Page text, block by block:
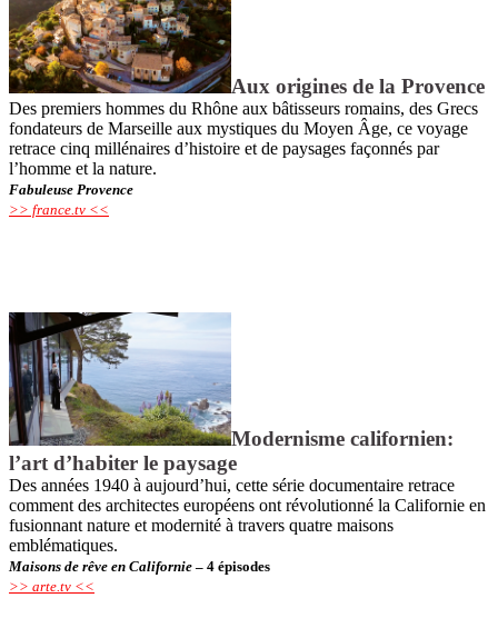
Aux origines de la Provence
Des premiers hommes du Rhône aux bâtisseurs romains, des Grecs
fondateurs de Marseille aux mystiques du Moyen Âge, ce voyage
retrace cinq millénaires d’histoire et de paysages façonnés par
l’homme et la nature.
Fabuleuse Provence
>> france.tv <<
Modernisme californien:
l’art d’habiter le paysage
Des années 1940 à aujourd’hui, cette série documentaire retrace
comment des architectes européens ont révolutionné la Californie en
fusionnant nature et modernité à travers quatre maisons
emblématiques.
Maisons de rêve en Californie – 4 épisodes
>> arte.tv <<